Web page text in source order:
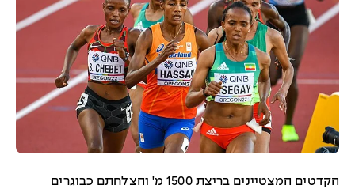
הקדטים המצטיינים בריצת 1500 מ' והצלחתם כבוגרים